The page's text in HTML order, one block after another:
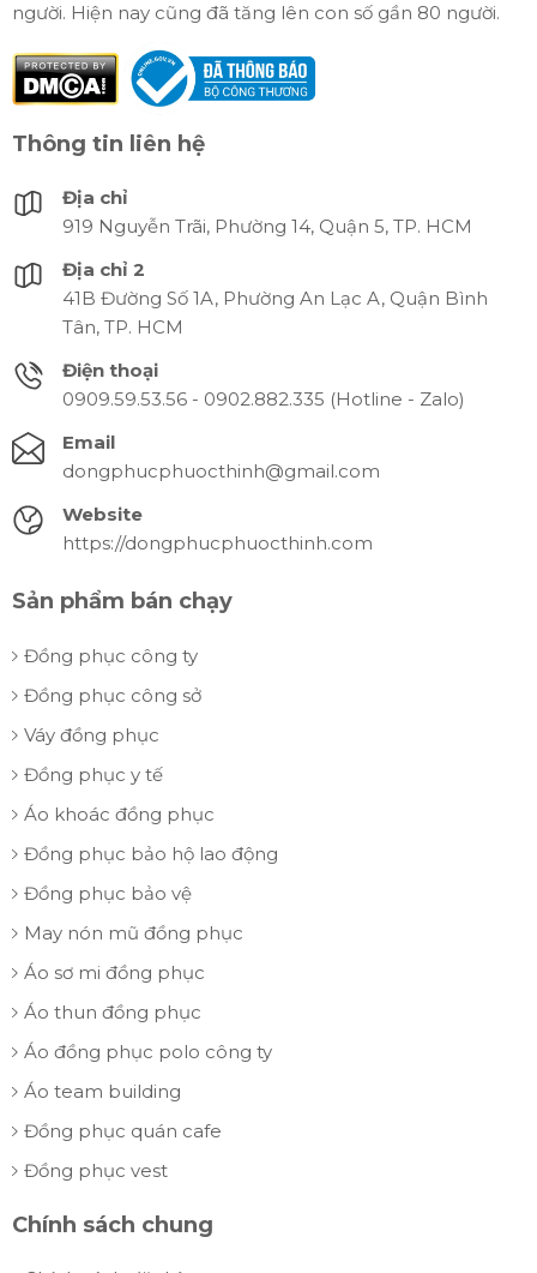
người. Hiện nay cũng đã tăng lên con số gần 80 người.
Thông tin liên hệ
Địa chỉ
919 Nguyễn Trãi, Phường 14, Quận 5, TP. HCM
Địa chỉ 2
41B Đường Số 1A, Phường An Lạc A, Quận Bình
Tân, TP. HCM
Điện thoại
0909.59.53.56 - 0902.882.335 (Hotline - Zalo)
Email
dongphucphuocthinh@gmail.com
Website
https://dongphucphuocthinh.com
Sản phẩm bán chạy
Đồng phục công ty
Đồng phục công sở
Váy đồng phục
Đồng phục y tế
Áo khoác đồng phục
Đồng phục bảo hộ lao động
Đồng phục bảo vệ
May nón mũ đồng phục
Áo sơ mi đồng phục
Áo thun đồng phục
Áo đồng phục polo công ty
Áo team building
Đồng phục quán cafe
Đồng phục vest
Chính sách chung